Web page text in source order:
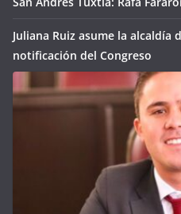
Juliana Ruiz asume la
notificación del Congreso